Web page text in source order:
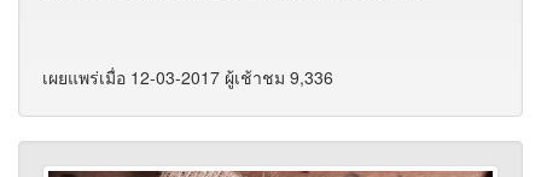
เผยแพร่เมื่อ 12-03-2017 ผู้เช้าชม 9,336